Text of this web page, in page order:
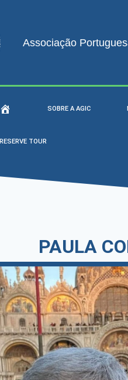
Associação
SOBRE A AGIC
RESERVE TOUR
PAULA